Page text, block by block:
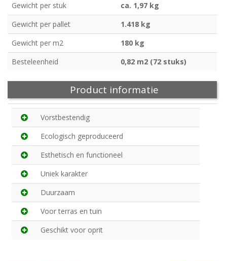
Gewicht per stuk
ca. 1,97 kg
Gewicht per pallet
1.418 kg
Gewicht per m2
180 kg
Besteleenheid
0,82 m2 (72 stuks)
Product informatie
Vorstbestendig
Ecologisch geproduceerd
Esthetisch en functioneel
Uniek karakter
Duurzaam
Voor terras en tuin
Geschikt voor oprit